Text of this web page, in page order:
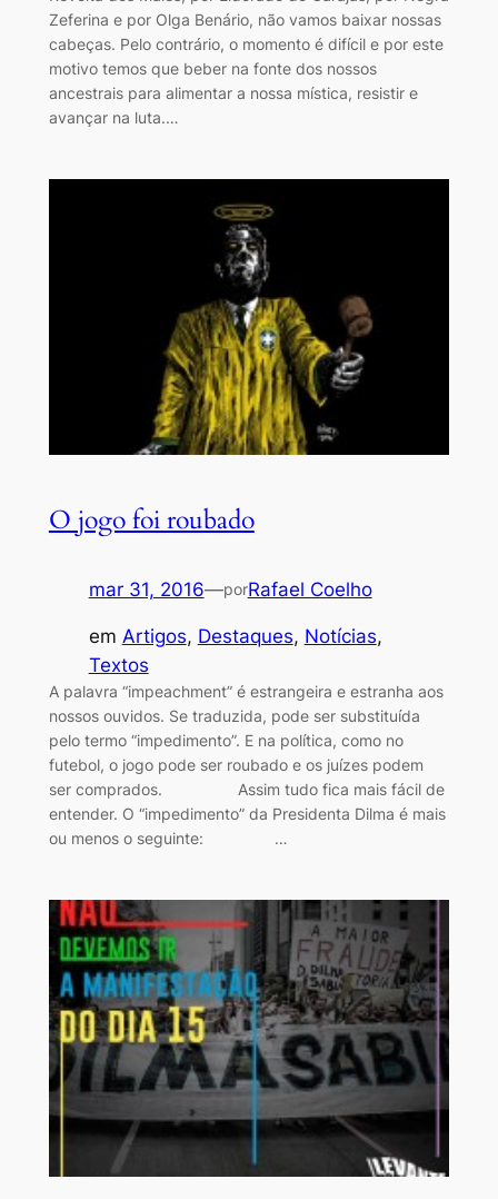
Zeferina e por Olga Benário, não vamos baixar nossas
cabeças. Pelo contrário, o momento é difícil e por este
motivo temos que beber na fonte dos nossos
ancestrais para alimentar a nossa mística, resistir e
avançar na luta.…
O jogo foi roubado
mar 31, 2016—porRafael Coelho
em Artigos, Destaques, Notícias
Textos
A palavra “impeachment” é estrangeira e estranha aos
nossos ouvidos. Se traduzida, pode ser substituída
pelo termo “impedimento”. E na política, como no
futebol, o jogo pode ser roubado e os juízes podem
ser comprados. Assim tudo fica mais fácil de
entender. O “impedimento” da Presidenta Dilma é mais
ou menos o seguinte: …